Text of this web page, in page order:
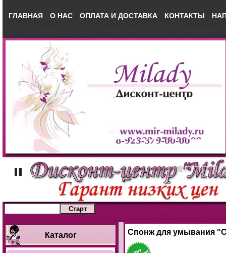
ГЛАВНАЯ О НАС ОПЛАТА И ДОСТАВКА КОНТАКТЫ
Каталог Спонж для умывания